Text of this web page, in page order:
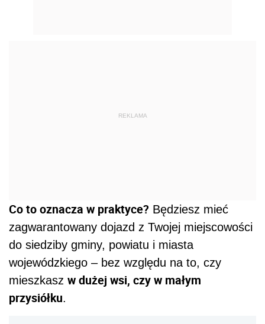
REKLAMA
Co to oznacza w praktyce? Będziesz mieć
zagwarantowany dojazd z Twojej miejscowości
do siedziby gminy, powiatu i miasta
wojewódzkiego – bez względu na to, czy
mieszkasz w dużej wsi, czy w małym
przysiółku.